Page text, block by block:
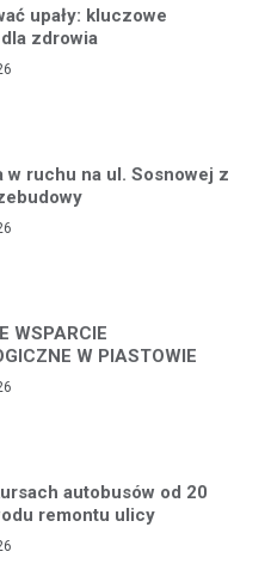
upały: kluczowe
zdrowia
w ruchu na ul. Sosnowej z
WSPARCIE
W PIASTOWIE
autobusów od 20
remontu ulicy